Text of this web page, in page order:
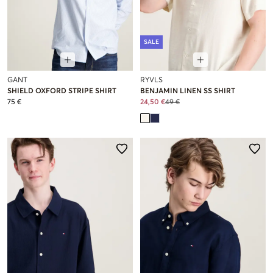
GANT
SHIELD OXFORD STRIPE SHIRT
75 €
SALE
RYVLS
BENJAMIN LINEN SS SHIRT
24,50 €49 €